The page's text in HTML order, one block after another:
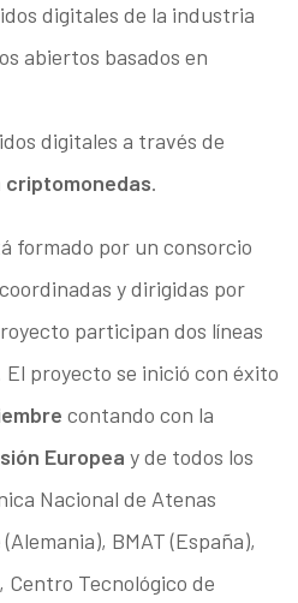
digitales de la industria
abiertos basados en
digitales a través de
criptomonedas.
formado por un consorcio
y dirigidas por
participan dos líneas
proyecto se inició con éxito
contando con la
Europea y de todos los
Nacional de Atenas
BMAT (España),
Centro Tecnológico de